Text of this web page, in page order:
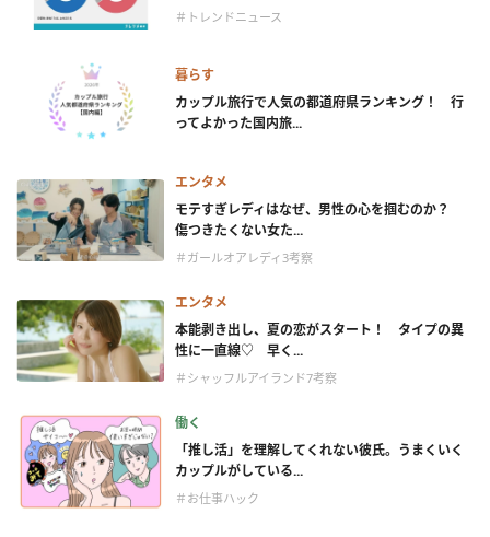
＃トレンドニュース
暮らす
カップル旅行で人気の都道府県ランキング！ 行
ってよかった国内旅...
エンタメ
モテすぎレディはなぜ、男性の心を掴むのか？
傷つきたくない女た...
＃ガールオアレディ3考察
エンタメ
本能剥き出し、夏の恋がスタート！ タイプの異
性に一直線♡ 早く...
＃シャッフルアイランド7考察
働く
「推し活」を理解してくれない彼氏。うまくいく
カップルがしている...
＃お仕事ハック